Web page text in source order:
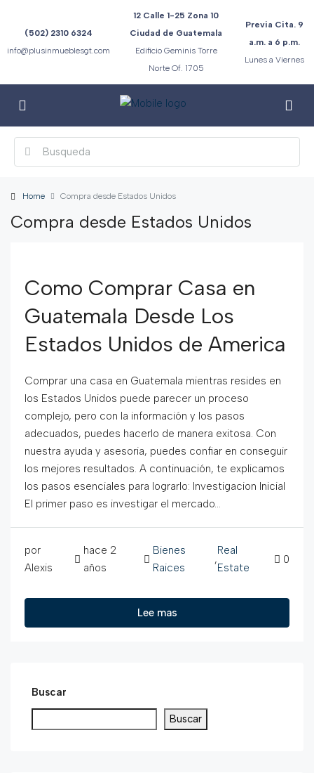
(502) 2310 6324
info@plusinmueblesgt.com
12 Calle 1-25 Zona 10
Ciudad de Guatemala
Edificio Geminis Torre
Norte Of. 1705
Previa Cita. 9
a.m. a 6 p.m.
Lunes a Viernes
Home Compra desde Estados Unidos
Compra desde Estados Unidos
Como Comprar Casa en
Guatemala Desde Los
Estados Unidos de America
Comprar una casa en Guatemala mientras resides en
los Estados Unidos puede parecer un proceso
complejo, pero con la información y los pasos
adecuados, puedes hacerlo de manera exitosa. Con
nuestra ayuda y asesoria, puedes confiar en conseguir
los mejores resultados. A continuación, te explicamos
los pasos esenciales para lograrlo: Investigacion Inicial
El primer paso es investigar el mercado...
por
Alexis
hace 2
años
Bienes
Raices
,
Real
Estate
0
Lee mas
Buscar
Buscar